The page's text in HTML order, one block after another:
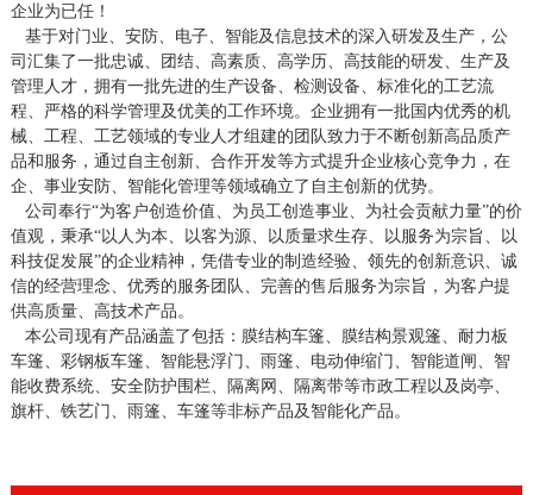
企业为已任！
基于对门业、安防、电子、智能及信息技术的深入研发及生产，公
司汇集了一批忠诚、团结、高素质、高学历、高技能的研发、生产及
管理人才，拥有一批先进的生产设备、检测设备、标准化的工艺流
程、严格的科学管理及优美的工作环境。企业拥有一批国内优秀的机
械、工程、工艺领域的专业人才组建的团队致力于不断创新高品质产
品和服务，通过自主创新、合作开发等方式提升企业核心竞争力，在
企、事业安防、智能化管理等领域确立了自主创新的优势。
公司奉行“为客户创造价值、为员工创造事业、为社会贡献力量”的价
值观，秉承“以人为本、以客为源、以质量求生存、以服务为宗旨、以
科技促发展”的企业精神，凭借专业的制造经验、领先的创新意识、诚
信的经营理念、优秀的服务团队、完善的售后服务为宗旨，为客户提
供高质量、高技术产品。
本公司现有产品涵盖了包括：膜结构车篷、膜结构景观篷、耐力板
车篷、彩钢板车篷、智能悬浮门、雨篷、电动伸缩门、智能道闸、智
能收费系统、安全防护围栏、隔离网、隔离带等市政工程以及岗亭、
旗杆、铁艺门、雨篷、车篷等非标产品及智能化产品。